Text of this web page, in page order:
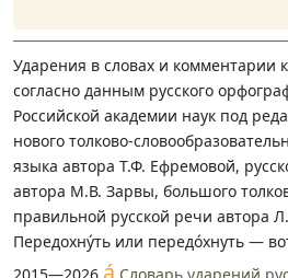
Ударения в словах и комментарии
согласно данным русского
Российской академии наук под
нового толково-
языка автора Т.Ф. Ефремовой,
автора М.В. Зарвы, большого
правильной русской речи автора
Передохну́ть или передо́хнуть —
á